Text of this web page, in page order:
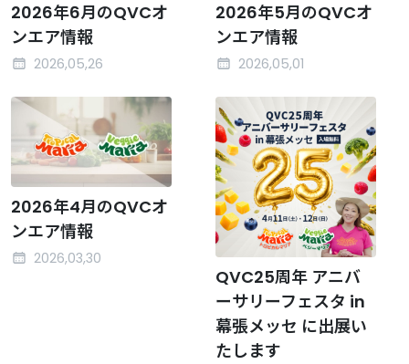
2026年6月のQVCオ
ンエア情報
2026,05,26
2026年5月のQVCオ
ンエア情報
2026,05,01
2026年4月のQVCオ
ンエア情報
2026,03,30
QVC25周年 アニバ
ーサリーフェスタ in
幕張メッセ に出展い
たします